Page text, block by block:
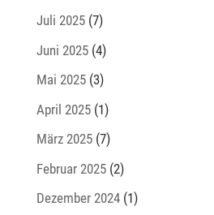
Juli 2025(7)
Juni 2025(4)
Mai 2025(3)
April 2025(1)
März 2025(7)
Februar 2025(2)
Dezember 2024(1)